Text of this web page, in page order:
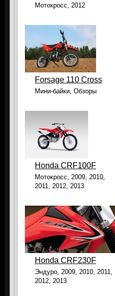
Мотокросс, 2012
Forsage 110 Cross
Мини-байки, Обзоры
Honda CRF100F
Мотокросс, 2009, 2010,
2011, 2012, 2013
Honda CRF230F
Эндуро, 2009, 2010, 2011,
2012, 2013